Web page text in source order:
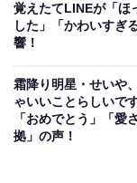
覚えたてLINEが「ほ
した」「かわいすぎ
響！
霜降り明星・せいや
ゃいいことらしいで
「おめでとう」「愛
拠」の声！